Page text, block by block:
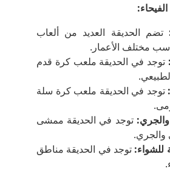
:
تضم الحديقة العديد من ألعاب
مختلف الأعمار.
: توجد في الحديقة ملعب كرة قدم
: توجد في الحديقة ملعب كرة سلة
: توجد في الحديقة ممشى
: توجد في الحديقة مناطق